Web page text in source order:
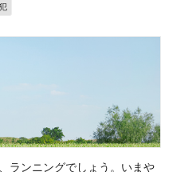
ランニングでしょう。いまや